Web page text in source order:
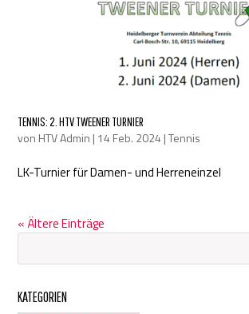
TENNIS: 2. HTV TWEENER TURNIER
von HTV Admin | 14 Feb. 2024 |Tennis
LK-Turnier für Damen- und Herreneinzel
« Ältere Einträge
KATEGORIEN